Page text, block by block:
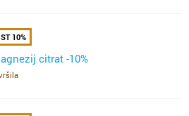
10%
citrat -10%